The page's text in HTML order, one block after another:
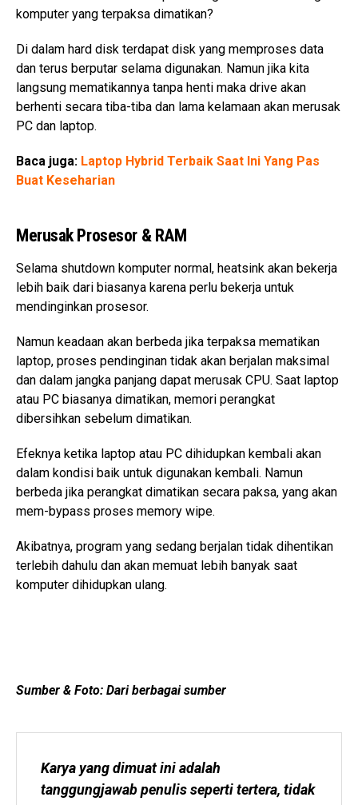
komputer yang terpaksa dimatikan?
Di dalam hard disk terdapat disk yang memproses data
dan terus berputar selama digunakan. Namun jika kita
langsung mematikannya tanpa henti maka drive akan
berhenti secara tiba-tiba dan lama kelamaan akan merusak
PC dan laptop.
Baca juga: Laptop Hybrid Terbaik Saat Ini Yang Pas
Buat Keseharian
Merusak Prosesor & RAM
Selama shutdown komputer normal, heatsink akan bekerja
lebih baik dari biasanya karena perlu bekerja untuk
mendinginkan prosesor.
Namun keadaan akan berbeda jika terpaksa mematikan
laptop, proses pendinginan tidak akan berjalan maksimal
dan dalam jangka panjang dapat merusak CPU. Saat laptop
atau PC biasanya dimatikan, memori perangkat
dibersihkan sebelum dimatikan.
Efeknya ketika laptop atau PC dihidupkan kembali akan
dalam kondisi baik untuk digunakan kembali. Namun
berbeda jika perangkat dimatikan secara paksa, yang akan
mem-bypass proses memory wipe.
Akibatnya, program yang sedang berjalan tidak dihentikan
terlebih dahulu dan akan memuat lebih banyak saat
komputer dihidupkan ulang.
Sumber & Foto: Dari berbagai sumber
Karya yang dimuat ini adalah
tanggungjawab penulis seperti tertera, tidak